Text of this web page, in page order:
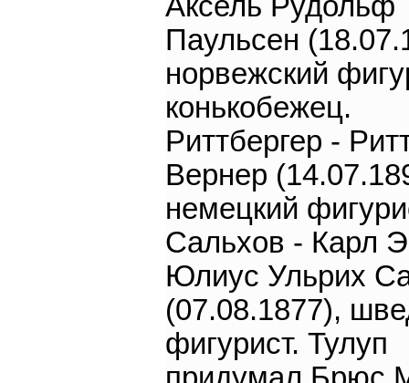
Паульсен
норвежский
конькобежец.
Риттбергер -
Вернер
немецкий
Сальхов - Карл
Юлиус Ульрих
(07.08.1877),
фигурист. Тулуп